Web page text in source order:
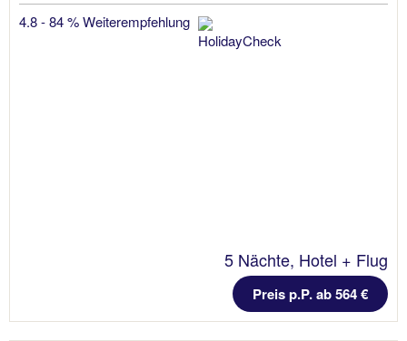
4.8 - 84 % Weiterempfehlung
5 Nächte, Hotel + Flug
Preis p.P. ab 564 €